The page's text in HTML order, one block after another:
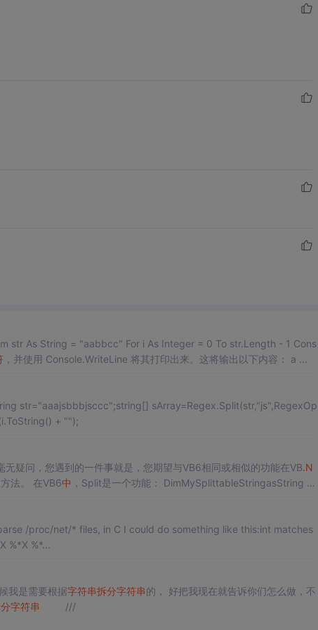
str As String = "aabbcc" For i As Integer = 0 To str.Length - 1 Cons
，并使用 Console.WriteLine 将其打印出来。这将输出以下内容： a ...
str="aaajsbbbjsccc";string[] sArray=Regex.Split(str,"js",RegexOp
+ "");
无疑问，您遇到的一件事就是，您期望与VB6相同或相似的功能在VB.N
是完全不同的。 我最近遇到的一种方法是String Class Split方法。 在VB6中 ，Split是一个功能： DimMySplittableStringasString M
/proc/net/* files, in C I could do something like this:int matches
%*...
我是需要根据字符串拆分字符串的， 好把我现在就告诉你们怎么做，不
字符串 ///